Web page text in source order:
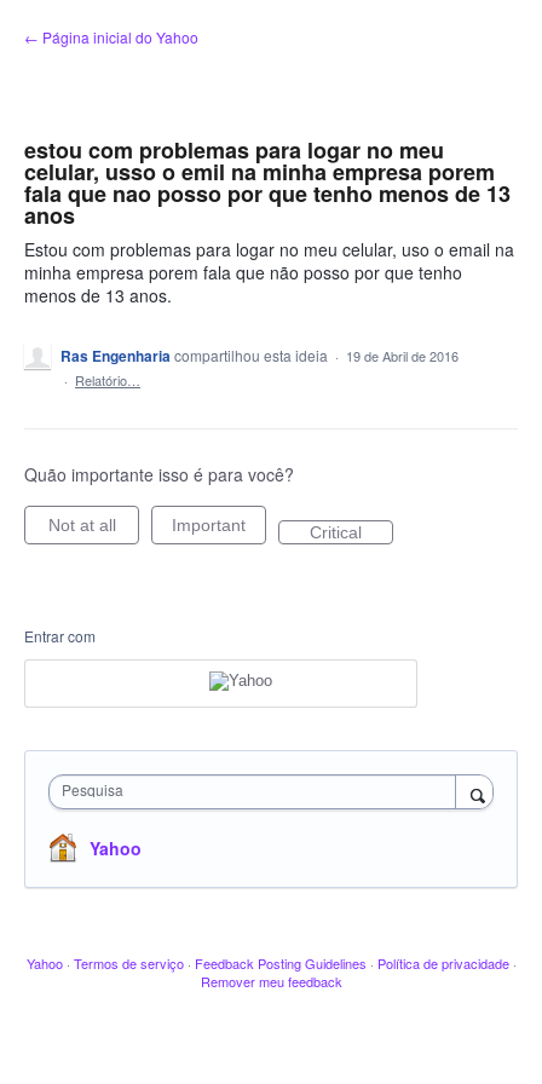
para
← Página inicial do Yahoo
estou com problemas para logar no meu
celular, usso o emil na minha empresa porem
fala que nao posso por que tenho menos de 13
anos
Estou com problemas para logar no meu celular, uso o email na
minha empresa porem fala que não posso por que tenho
menos de 13 anos.
Ras Engenhariacompartilhou esta ideia · 19 de Abril de 2016
· Relatório…
Quão importante isso é para você?
Not at all Important Critical
Entrar com
Pesquisa
Yahoo
Yahoo · Termos de serviço · Feedback Posting Guidelines · Política de privacidade ·
Remover meu feedback